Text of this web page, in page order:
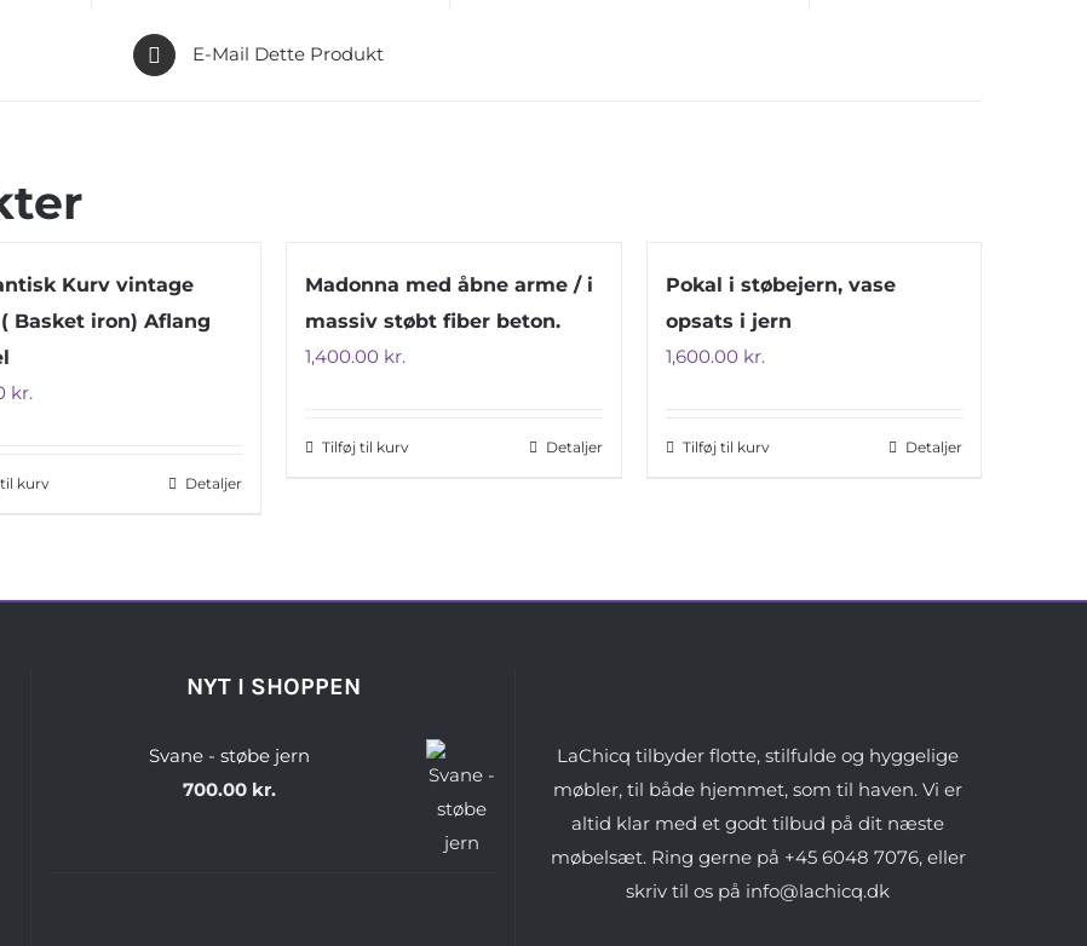
E-Mail Dette Produkt
Kurv vintage
Basket iron) Aflang
kr.
kurv Detaljer
Madonna med åbne arme / i
massiv støbt fiber beton.
1,400.00 kr.
Tilføj til kurv Detaljer
Pokal i støbejern, vase
opsats i jern
1,600.00 kr.
Tilføj til kurv Detaljer
NYT I SHOPPEN
Svane - støbe jern
700.00 kr.
LaChicq tilbyder flotte, stilfulde og hyggelige
møbler, til både hjemmet, som til haven. Vi er
altid klar med et godt tilbud på dit næste
møbelsæt. Ring gerne på +45 6048 7076, eller
skriv til os på info@lachicq.dk